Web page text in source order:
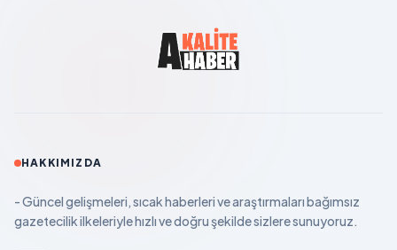
HAKKIMIZDA
- Güncel gelişmeleri, sıcak haberleri ve araştırmaları bağımsız
gazetecilik ilkeleriyle hızlı ve doğru şekilde sizlere sunuyoruz.